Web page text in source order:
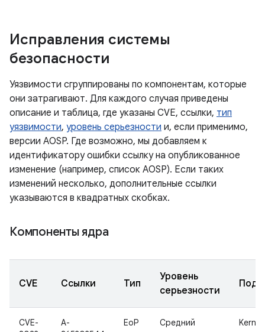
Исправления системы
безопасности
Уязвимости сгруппированы по компонентам, которые
они затрагивают. Для каждого случая приведены
описание и таблица, где указаны CVE, ссылки, тип
уязвимости, уровень серьезности и, если применимо,
версии AOSP. Где возможно, мы добавляем к
идентификатору ошибки ссылку на опубликованное
изменение (например, список AOSP). Если таких
изменений несколько, дополнительные ссылки
указываются в квадратных скобках.
Компоненты ядра
CVE Ссылки Тип
Уровень
серьезности
CVE-
A-
EoP Средний Kernel